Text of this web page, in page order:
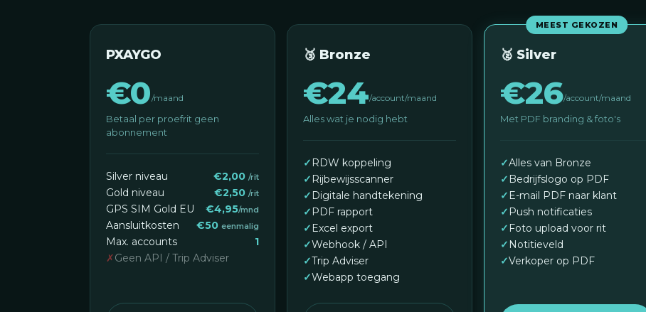
PXAYGO
€0/maand
Betaal per proefrit geen
abonnement
Silver niveau €2,00 /rit
Gold niveau €2,50 /rit
GPS SIM Gold EU €4,95/mnd
Aansluitkosten €50 eenmalig
Max. accounts
1
✗Geen API / Trip Adviser
🥉 Bronze
€24/account/maand
Alles wat je nodig hebt
✓ RDW koppeling
✓ Rijbewijsscanner
✓ Digitale handtekening
✓ PDF rapport
✓ Excel export
✓Webhook / API
✓Trip Adviser
✓Webapp toegang
MEEST GEKOZEN
🥈 Silver
€26/account/maand
Met PDF branding & foto's
✓Alles van Bronze
✓ Bedrijfslogo op PDF
✓ E-mail PDF naar klant
✓ Push notificaties
✓ Foto upload voor rit
✓ Notitieveld
✓Verkoper op PDF